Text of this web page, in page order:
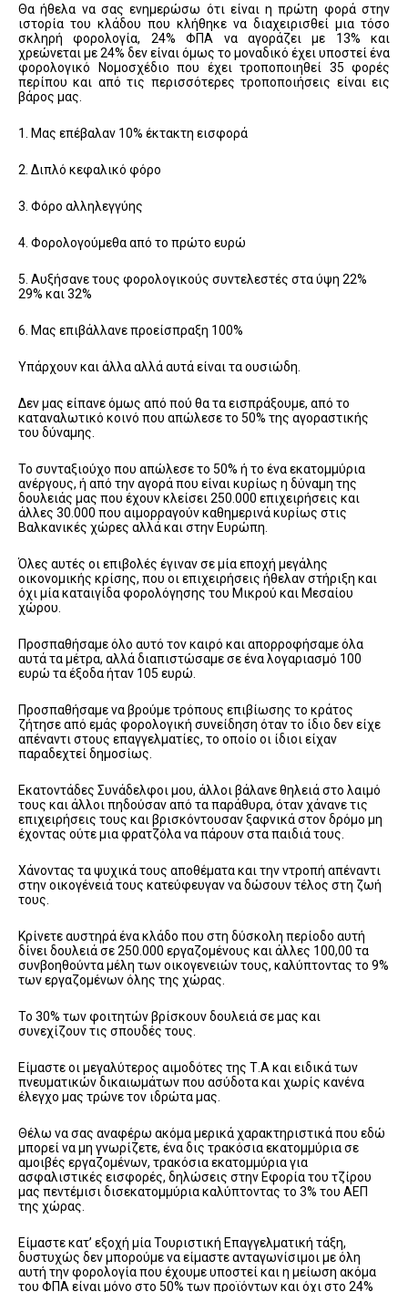
Θα ήθελα να σας ενημερώσω ότι είναι η πρώτη φορά στην
ιστορία του κλάδου που κλήθηκε να διαχειρισθεί μια τόσο
σκληρή φορολογία, 24% ΦΠΑ να αγοράζει με 13% και
χρεώνεται με 24% δεν είναι όμως το μοναδικό έχει υποστεί ένα
φορολογικό Νομοσχέδιο που έχει τροποποιηθεί 35 φορές
περίπου και από τις περισσότερες τροποποιήσεις είναι εις
βάρος μας.
1. Μας επέβαλαν 10% έκτακτη εισφορά
2. Διπλό κεφαλικό φόρο
3. Φόρο αλληλεγγύης
4. Φορολογούμεθα από το πρώτο ευρώ
5. Αυξήσανε τους φορολογικούς συντελεστές στα ύψη 22%
29% και 32%
6. Μας επιβάλλανε προείσπραξη 100%
Υπάρχουν και άλλα αλλά αυτά είναι τα ουσιώδη.
Δεν μας είπανε όμως από πού θα τα εισπράξουμε, από το
καταναλωτικό κοινό που απώλεσε το 50% της αγοραστικής
του δύναμης.
Το συνταξιούχο που απώλεσε το 50% ή το ένα εκατομμύρια
ανέργους, ή από την αγορά που είναι κυρίως η δύναμη της
δουλειάς μας που έχουν κλείσει 250.000 επιχειρήσεις και
άλλες 30.000 που αιμορραγούν καθημερινά κυρίως στις
Βαλκανικές χώρες αλλά και στην Ευρώπη.
Όλες αυτές οι επιβολές έγιναν σε μία εποχή μεγάλης
οικονομικής κρίσης, που οι επιχειρήσεις ήθελαν στήριξη και
όχι μία καταιγίδα φορολόγησης του Μικρού και Μεσαίου
χώρου.
Προσπαθήσαμε όλο αυτό τον καιρό και απορροφήσαμε όλα
αυτά τα μέτρα, αλλά διαπιστώσαμε σε ένα λογαριασμό 100
ευρώ τα έξοδα ήταν 105 ευρώ.
Προσπαθήσαμε να βρούμε τρόπους επιβίωσης το κράτος
ζήτησε από εμάς φορολογική συνείδηση όταν το ίδιο δεν είχε
απέναντι στους επαγγελματίες, το οποίο οι ίδιοι είχαν
παραδεχτεί δημοσίως.
Εκατοντάδες Συνάδελφοι μου, άλλοι βάλανε θηλειά στο λαιμό
τους και άλλοι πηδούσαν από τα παράθυρα, όταν χάνανε τις
επιχειρήσεις τους και βρισκόντουσαν ξαφνικά στον δρόμο μη
έχοντας ούτε μια φρατζόλα να πάρουν στα παιδιά τους.
Χάνοντας τα ψυχικά τους αποθέματα και την ντροπή απέναντι
στην οικογένειά τους κατεύφευγαν να δώσουν τέλος στη ζωή
τους.
Κρίνετε αυστηρά ένα κλάδο που στη δύσκολη περίοδο αυτή
δίνει δουλειά σε 250.000 εργαζομένους και άλλες 100,00 τα
συνβοηθούντα μέλη των οικογενειών τους, καλύπτοντας το 9%
των εργαζομένων όλης της χώρας.
Το 30% των φοιτητών βρίσκουν δουλειά σε μας και
συνεχίζουν τις σπουδές τους.
Είμαστε οι μεγαλύτερος αιμοδότες της Τ.Α και ειδικά των
πνευματικών δικαιωμάτων που ασύδοτα και χωρίς κανένα
έλεγχο μας τρώνε τον ιδρώτα μας.
Θέλω να σας αναφέρω ακόμα μερικά χαρακτηριστικά που εδώ
μπορεί να μη γνωρίζετε, ένα δις τρακόσια εκατομμύρια σε
αμοιβές εργαζομένων, τρακόσια εκατομμύρια για
ασφαλιστικές εισφορές, δηλώσεις στην Εφορία του τζίρου
μας πεντέμισι δισεκατομμύρια καλύπτοντας το 3% του ΑΕΠ
της χώρας.
Είμαστε κατ’ εξοχή μία Τουριστική Επαγγελματική τάξη,
δυστυχώς δεν μπορούμε να είμαστε ανταγωνίσιμοι με όλη
αυτή την φορολογία που έχουμε υποστεί και η μείωση ακόμα
του ΦΠΑ είναι μόνο στο 50% των προϊόντων και όχι στο 24%